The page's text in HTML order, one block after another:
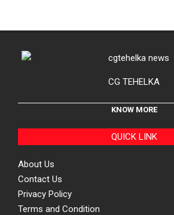
CG TEHELKA
KNOW MORE
QUICK LINK
About Us
Contact Us
Privacy Policy
Terms and Condition